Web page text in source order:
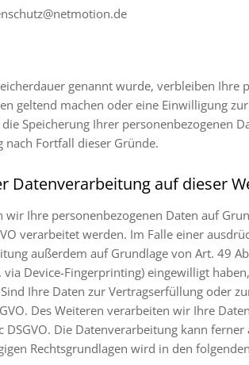
genannt wurde, verbleiben Ihre
geltend machen oder eine Einwilligung
Speicherung Ihrer personenbezogenen
Fortfall dieser Gründe.
Datenverarbeitung auf dieser
Ihre personenbezogenen Daten auf
verarbeitet werden. Im Falle einer
außerdem auf Grundlage von Art. 49
Device-Fingerprinting) eingewilligt
Ihre Daten zur Vertragserfüllung oder
Des Weiteren verarbeiten wir Ihre
Die Datenverarbeitung kann
Rechtsgrundlagen wird in den